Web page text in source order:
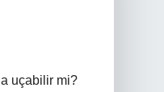
uçabilir mi?